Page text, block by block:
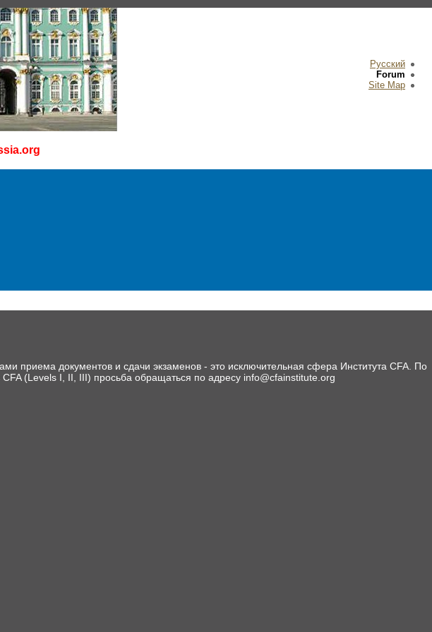
Русский
Forum
Site Map
приема документов и сдачи экзаменов - это исключительная сфера Института CFA. По
(Levels I, II, III) просьба обращаться по адресу info@cfainstitute.org